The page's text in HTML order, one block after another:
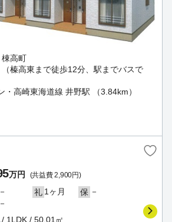
高町
榛高東まで徒歩12分、駅までバスで
・高崎東海道線 井野駅 （3.84km）
万円 (共益費 2,900円)
－ 礼 1ヶ月 保 －
－
1LDK / 50.01㎡